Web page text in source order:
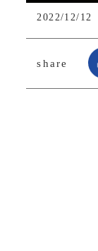
2022/12/12
share